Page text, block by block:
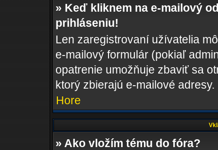
» Keď kliknem na e-mailový
prihláseniu!
Len zaregistrovaní užívatelia
e-mailový formulár (pokiaľ
opatrenie umožňuje zbaviť sa
ktorý zbierajú e-mailové adresy.
Hore
» Ako vložím tému do fóra?